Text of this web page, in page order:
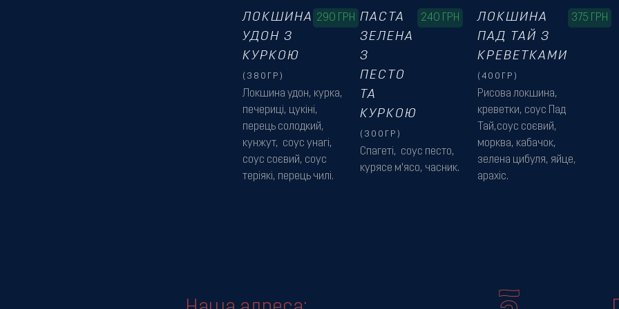
Локшина удон, курка,
печериці, цукіні,
перець солодкий,
кунжут, соус унагі,
соус соєвий, соус
теріякі, перець чилі.
ЛОКШИНА
УДОН З
КУРКОЮ
(380ГР)
290 ГРН
Спагеті, соус песто,
курясе м'ясо, часник.
ПАСТА
ЗЕЛЕНА
З
ПЕСТО
ТА
КУРКОЮ
(300ГР)
240 ГРН
Рисова локшина,
креветки, соус Пад
Тай,соус соєвий,
морква, кабачок,
зелена цибуля, яйце,
арахіс.
ЛОКШИНА
ПАД ТАЙ З
КРЕВЕТКАМИ
(400ГР)
375 ГРН